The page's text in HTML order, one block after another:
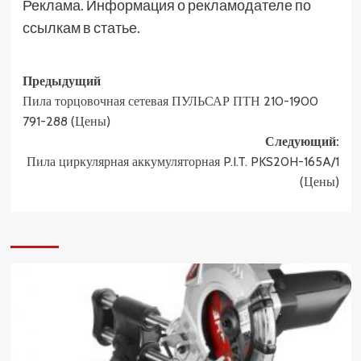
Реклама. Информация о рекламодателе по
ссылкам в статье.
Навигация
записи
Предыдущий
Пила торцовочная сетевая ПУЛЬСАР ПТН 210-1900
791-288 (Цены)
Следующий:
Пила циркулярная аккумуляторная P.I.T. PKS20H-165A/1
(Цены)